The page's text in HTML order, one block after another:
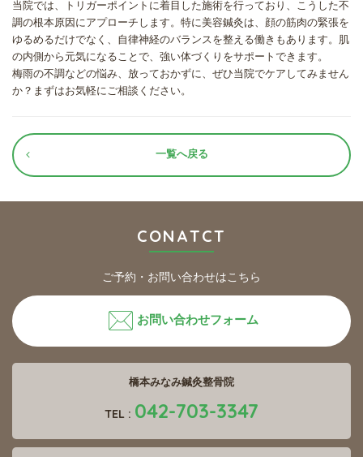
当院では、トリガーポイントに着目した施術を行っており、こうした不
調の根本原因にアプローチします。特に美容鍼灸は、顔の筋肉の緊張を
ゆるめるだけでなく、自律神経のバランスを整える働きもあります。肌
の内側から元気になることで、強い体づくりをサポートできます。
梅雨の不調などの悩み、放っておかずに、ぜひ当院でケアしてみません
か？まずはお気軽にご相談ください。
一覧へ戻る
CONATCT
ご予約・お問い合わせはこちら
お問い合わせフォーム
橋本みなみ鍼灸整骨院
TEL : 042-703-3347